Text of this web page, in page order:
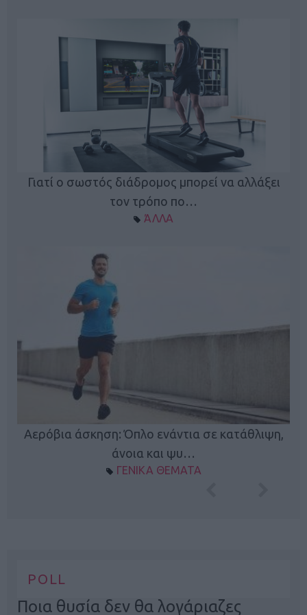
Γιατί ο σωστός διάδρομος μπορεί να αλλάξει
τον τρόπο πο…
ΆΛΛΑ
Αερόβια άσκηση: Όπλο ενάντια σε κατάθλιψη,
άνοια και ψυ…
ΓΕΝΙΚΑ ΘΕΜΑΤΑ
POLL
Ποια θυσία δεν θα λογάριαζες